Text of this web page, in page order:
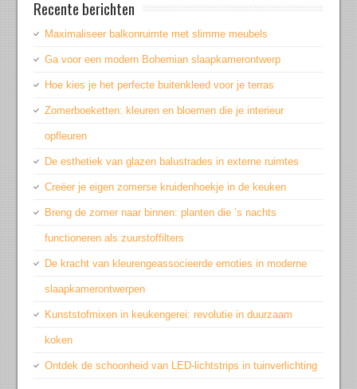
Recente berichten
Maximaliseer balkonruimte met slimme meubels
Ga voor een modern Bohemian slaapkamerontwerp
Hoe kies je het perfecte buitenkleed voor je terras
Zomerboeketten: kleuren en bloemen die je interieur
opfleuren
De esthetiek van glazen balustrades in externe ruimtes
Creëer je eigen zomerse kruidenhoekje in de keuken
Breng de zomer naar binnen: planten die ’s nachts
functioneren als zuurstoffilters
De kracht van kleurengeassocieerde emoties in moderne
slaapkamerontwerpen
Kunststofmixen in keukengerei: revolutie in duurzaam
koken
Ontdek de schoonheid van LED-lichtstrips in tuinverlichting